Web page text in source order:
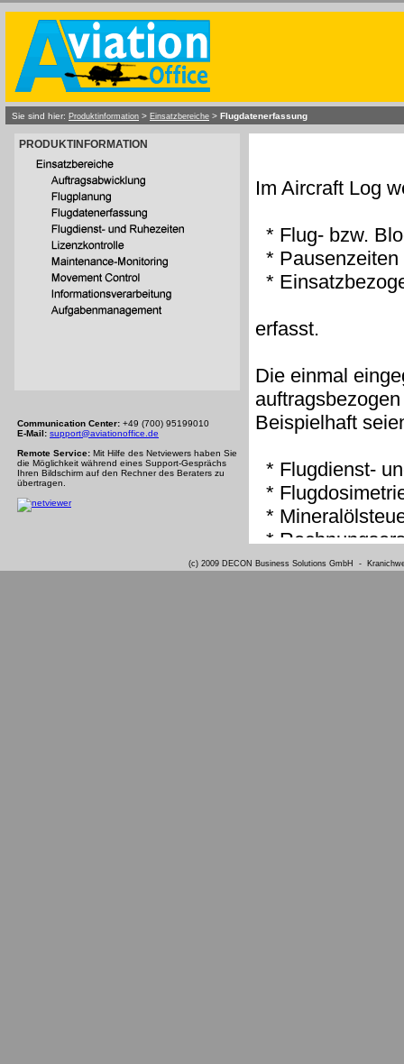
Sie sind hier: Produktinformation > Einsatzbereiche > Flugdatenerfassung
PRODUKTINFORMATION
Communication Center: +49 (700) 95199010
E-Mail: support@aviationoffice.de
Remote Service: Mit Hilfe des Netviewers haben Sie
die Möglichkeit während eines Support-Gesprächs
Ihren Bildschirm auf den Rechner des Beraters zu
übertragen.
Im Aircraft Log
* Flug- bzw.
* Pausenzeiten
*
erfasst.
Die einmal
Beispielhaft
* Flugdienst-
*
*
*
*
(c) 2009 DECON Business Solutions GmbH -